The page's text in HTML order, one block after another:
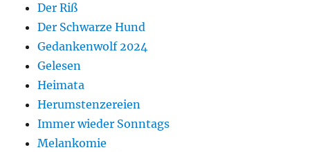
Der Riß
Der Schwarze Hund
Gedankenwolf 2024
Gelesen
Heimata
Herumstenzereien
Immer wieder Sonntags
Melankomie